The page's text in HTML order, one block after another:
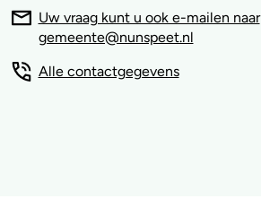
Uw vraag kunt u ook e-mailen naar
gemeente@nunspeet.nl
Alle contactgegevens